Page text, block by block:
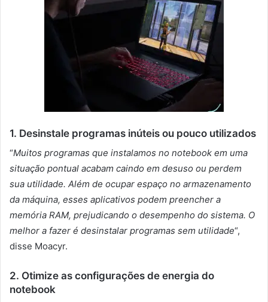
1. Desinstale programas inúteis ou pouco utilizados
“Muitos programas que instalamos no notebook em uma
situação pontual acabam caindo em desuso ou perdem
sua utilidade. Além de ocupar espaço no armazenamento
da máquina, esses aplicativos podem preencher a
memória RAM, prejudicando o desempenho do sistema. O
melhor a fazer é desinstalar programas sem utilidade“,
disse Moacyr.
2. Otimize as configurações de energia do
notebook